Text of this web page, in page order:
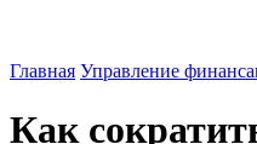
Главная Управление
Как